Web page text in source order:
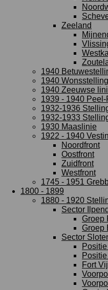
Zeeland
1940
1940 Wonsstelling
1940 Zeeuwse
1939 - 1940
1932-1936
1932-1933
1930 Maaslinie
1922 - 1940
Noordfront
Oostfront
Zuidfront
Westfront
1745 - 1951
1800 - 1899
1880 - 1920
Sector
Groep
Groep
Sector
Fort